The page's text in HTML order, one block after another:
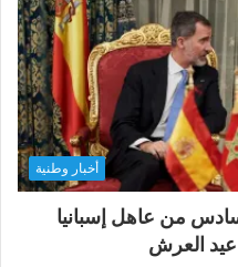
أخبار وطنية
من عاهل إسبانيا
عيد العرش